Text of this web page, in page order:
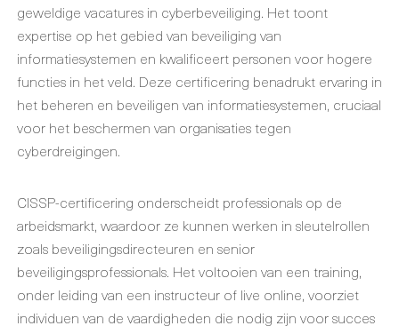
geweldige vacatures in cyberbeveiliging. Het toont
expertise op het gebied van beveiliging van
informatiesystemen en kwalificeert personen voor hogere
functies in het veld. Deze certificering benadrukt ervaring in
het beheren en beveiligen van informatiesystemen, cruciaal
voor het beschermen van organisaties tegen
cyberdreigingen.
CISSP-certificering onderscheidt professionals op de
arbeidsmarkt, waardoor ze kunnen werken in sleutelrollen
zoals beveiligingsdirecteuren en senior
beveiligingsprofessionals. Het voltooien van een training,
onder leiding van een instructeur of live online, voorziet
individuen van de vaardigheden die nodig zijn voor succes